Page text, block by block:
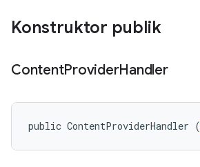
Konstruktor publik
ContentProviderHandler
public ContentProviderHandler (